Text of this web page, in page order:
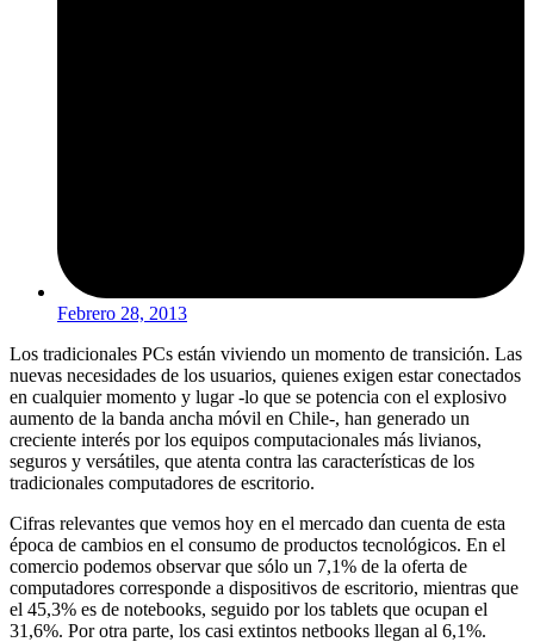
Febrero 28, 2013
Los tradicionales PCs están viviendo un momento de transición. Las
nuevas necesidades de los usuarios, quienes exigen estar conectados
en cualquier momento y lugar -lo que se potencia con el explosivo
aumento de la banda ancha móvil en Chile-, han generado un
creciente interés por los equipos computacionales más livianos,
seguros y versátiles, que atenta contra las características de los
tradicionales computadores de escritorio.
Cifras relevantes que vemos hoy en el mercado dan cuenta de esta
época de cambios en el consumo de productos tecnológicos. En el
comercio podemos observar que sólo un 7,1% de la oferta de
computadores corresponde a dispositivos de escritorio, mientras que
el 45,3% es de notebooks, seguido por los tablets que ocupan el
31,6%. Por otra parte, los casi extintos netbooks llegan al 6,1%.